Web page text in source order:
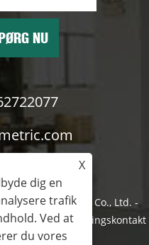
NU
Import and Export Co., Ltd. -
belastningskontakt
X
dig en
trafik
Ved at
du vores